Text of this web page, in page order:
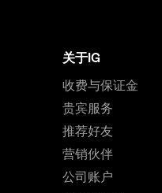
关于IG
收费与保证金
贵宾服务
推荐好友
营销伙伴
公司账户